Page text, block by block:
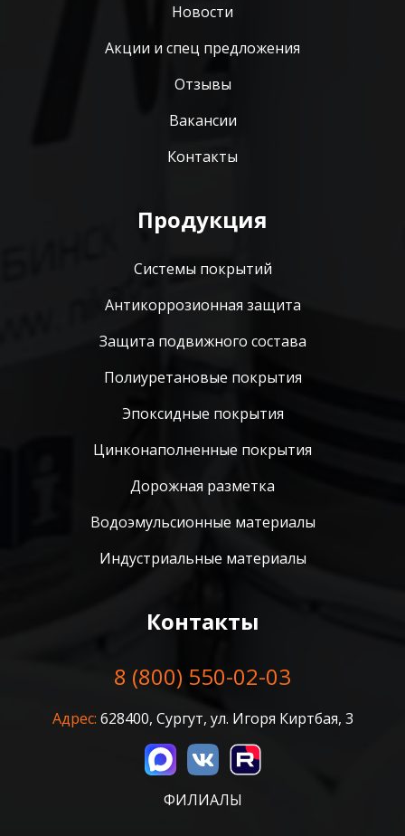
Новости
Акции и спец предложения
Отзывы
Вакансии
Контакты
Продукция
Системы покрытий
Антикоррозионная защита
Защита подвижного состава
Полиуретановые покрытия
Эпоксидные покрытия
Цинконаполненные покрытия
Дорожная разметка
Водоэмульсионные материалы
Индустриальные материалы
Контакты
8 (800) 550-02-03
Адрес: 628400, Сургут, ул. Игоря Киртбая, 3
ФИЛИАЛЫ